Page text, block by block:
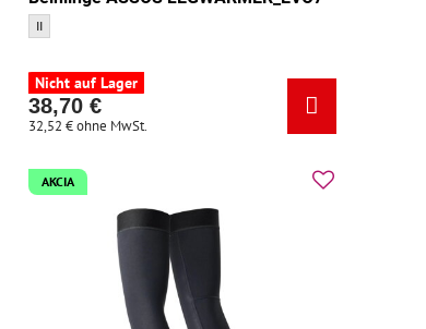
- Größe:
Beinlinge ASSOS LEGWARMER_EVO7 - Größe:
II
Nicht auf Lager
38,70 €
32,52 €ohne MwSt.
AKCIA